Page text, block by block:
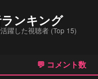
ンキング
躍した視聴者 (Top 15)
💬 コメント数